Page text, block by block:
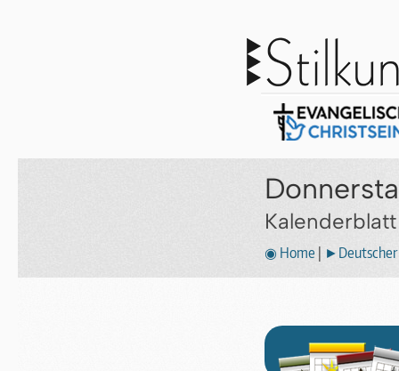
◉ Home ►Deutscher